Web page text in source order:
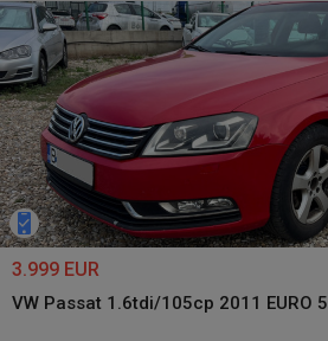
3.999 EUR
VW Passat 1.6tdi/105cp 2011 EURO 5